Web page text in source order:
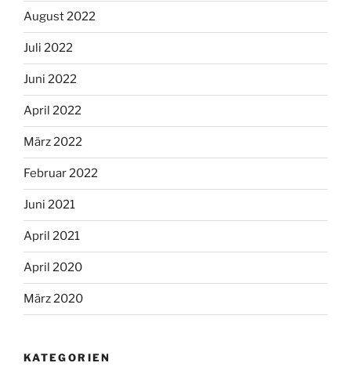
August 2022
Juli 2022
Juni 2022
April 2022
März 2022
Februar 2022
Juni 2021
April 2021
April 2020
März 2020
KATEGORIEN